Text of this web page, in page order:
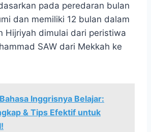
pada peredaran bulan
dan memiliki 12 bulan dalam
Hijriyah dimulai dari peristiwa
SAW dari Mekkah ke
Bahasa Inggrisnya Belajar:
& Tips Efektif untuk